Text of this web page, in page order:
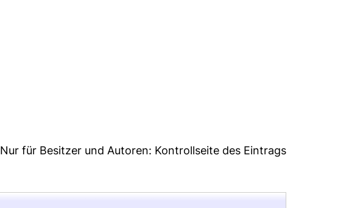
Nur für Besitzer und Autoren: Kontrollseite des Eintrags